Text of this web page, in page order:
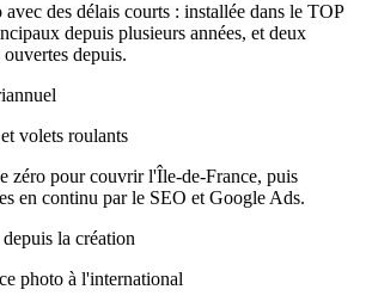
des délais courts : installée dans le TOP
depuis plusieurs années, et deux
depuis.
volets roulants
zéro pour couvrir l'Île-de-France, puis
en continu par le SEO et Google Ads.
la création
photo à l'international